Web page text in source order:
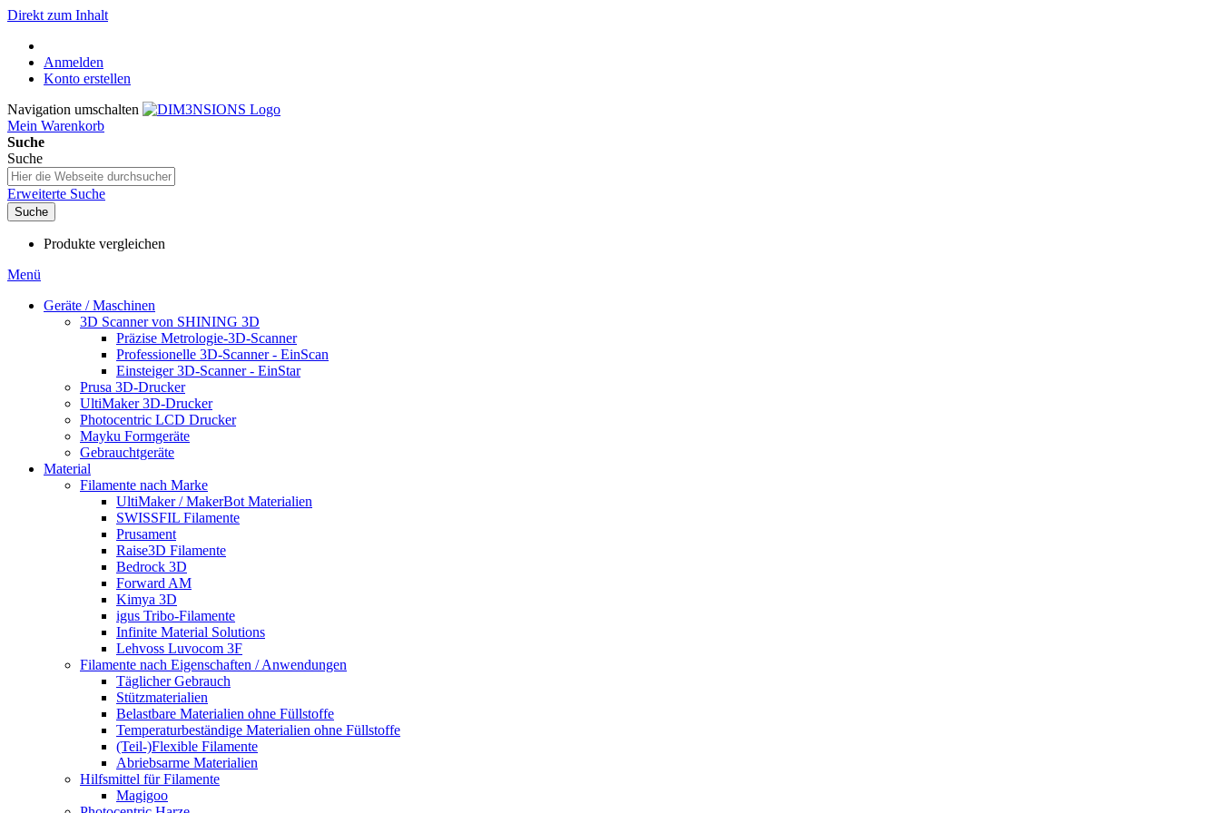
Direkt zum Inhalt
Anmelden
Konto erstellen
Navigation umschalten
Mein Warenkorb
Suche
Suche
Erweiterte Suche
Suche
Produkte vergleichen
Menü
Geräte / Maschinen
3D Scanner von SHINING 3D
Präzise Metrologie-3D-Scanner
Professionelle 3D-Scanner - EinScan
Einsteiger 3D-Scanner - EinStar
Prusa 3D-Drucker
UltiMaker 3D-Drucker
Photocentric LCD Drucker
Mayku Formgeräte
Gebrauchtgeräte
Material
Filamente nach Marke
UltiMaker / MakerBot Materialien
SWISSFIL Filamente
Prusament
Raise3D Filamente
Bedrock 3D
Forward AM
Kimya 3D
igus Tribo-Filamente
Infinite Material Solutions
Lehvoss Luvocom 3F
Filamente nach Eigenschaften / Anwendungen
Täglicher Gebrauch
Stützmaterialien
Belastbare Materialien ohne Füllstoffe
Temperaturbeständige Materialien ohne Füllstoffe
(Teil-)Flexible Filamente
Abriebsarme Materialien
Hilfsmittel für Filamente
Magigoo